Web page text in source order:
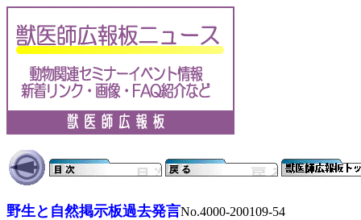
野生と自然掲示板過去発言No.4000-200109-54